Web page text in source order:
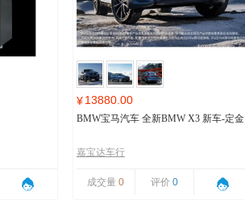
¥13880.00
BMW宝马汽车 全新BMW X3 新车-定金
嘉宝达车行
成交量 0 评价 0